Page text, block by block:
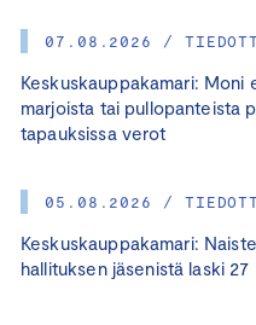
07.08.2026 /
Keskuskauppakamari:
marjoista tai pullopanteista
tapauksissa verot
05.08.2026 /
Keskuskauppakamari:
hallituksen jäsenistä laski